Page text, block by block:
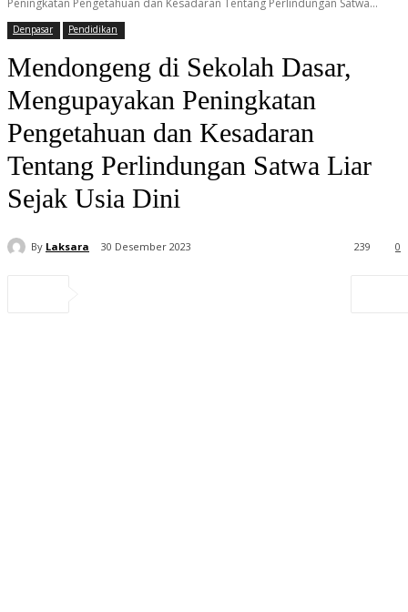
Peningkatan Pengetahuan dan Kesadaran Tentang Perlindungan Satwa...
Denpasar Pendidikan
Mendongeng di Sekolah Dasar,
Mengupayakan Peningkatan
Pengetahuan dan Kesadaran
Tentang Perlindungan Satwa Liar
Sejak Usia Dini
By Laksara 30 Desember 2023 0
239